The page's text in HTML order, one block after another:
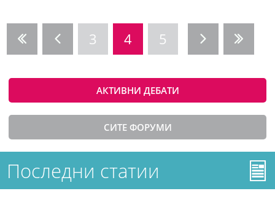
3 4 5
АКТИВНИ ДЕБАТИ
СИТЕ ФОРУМИ
Последни статии